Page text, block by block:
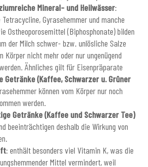
Mineral- und Heilwässer:
Gyrasehemmer und manche
Ostheoporosemittel (Biphosphonate) bilden
der Milch schwer- bzw. unlösliche Salze
Körper nicht mehr oder nur ungenügend
Ähnliches gilt für Eisenpräparate
Getränke (Kaffee, Schwarzer u. Grüner
können vom Körper nur noch
werden.
Getränke (Kaffee und Schwarzer Tee)
beeinträchtigen deshalb die Wirkung von
: enthält besonders viel Vitamin K, was die
Mittel vermindert, weil